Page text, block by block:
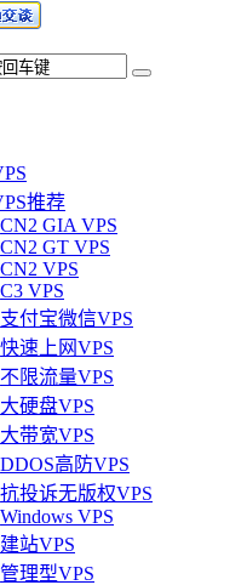
推荐
CN2 GIA VPS
CN2 GT VPS
CN2 VPS
C3 VPS
支付宝微信VPS
快速上网VPS
不限流量VPS
大硬盘VPS
大带宽VPS
DDOS高防VPS
抗投诉无版权VPS
Windows VPS
建站VPS
管理型VPS